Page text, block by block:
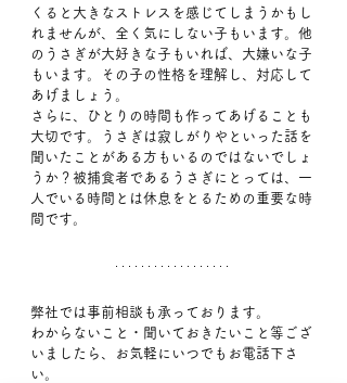
くると大きなストレスを感じてしまうかもし
れませんが、全く気にしない子もいます。他
のうさぎが大好きな子もいれば、大嫌いな子
もいます。その子の性格を理解し、対応して
あげましょう。
さらに、ひとりの時間も作ってあげることも
大切です。うさぎは寂しがりやといった話を
聞いたことがある方もいるのではないでしょ
うか？被捕食者であるうさぎにとっては、一
人でいる時間とは休息をとるための重要な時
間です。
弊社では事前相談も承っております。
わからないこと・聞いておきたいこと等ござ
いましたら、お気軽にいつでもお電話下さ
い。